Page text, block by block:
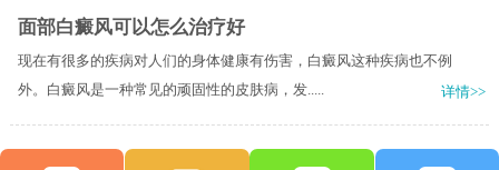
面部白癜风可以怎么治疗好
现在有很多的疾病对人们的身体健康有伤害，白癜风这种疾病也不例
外。白癜风是一种常见的顽固性的皮肤病，发.....
详情>>